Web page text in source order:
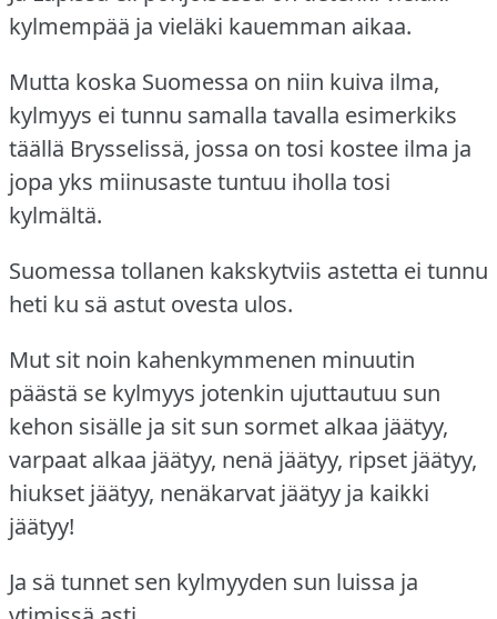
kylmempää ja vieläki kauemman aikaa.
Mutta koska Suomessa on niin kuiva ilma,
kylmyys ei tunnu samalla tavalla esimerkiks
täällä Brysselissä, jossa on tosi kostee ilma ja
jopa yks miinusaste tuntuu iholla tosi
kylmältä.
Suomessa tollanen kakskytviis astetta ei tunnu
heti ku sä astut ovesta ulos.
Mut sit noin kahenkymmenen minuutin
päästä se kylmyys jotenkin ujuttautuu sun
kehon sisälle ja sit sun sormet alkaa jäätyy,
varpaat alkaa jäätyy, nenä jäätyy, ripset jäätyy,
hiukset jäätyy, nenäkarvat jäätyy ja kaikki
jäätyy!
Ja sä tunnet sen kylmyyden sun luissa ja